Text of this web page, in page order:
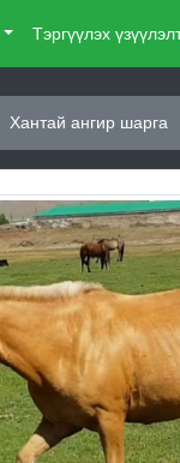
Тэргүүлэх
Хантай ангир шарга